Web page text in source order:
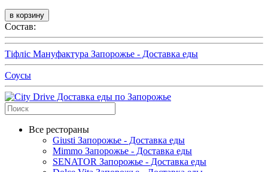
Состав:
Тіфліс Мануфактура Запорожье - Доставка еды
Соусы
Все рестораны
Giusti Запорожье - Доставка еды
Mimmo Запорожье - Доставка еды
SENATOR Запорожье - Доставка еды